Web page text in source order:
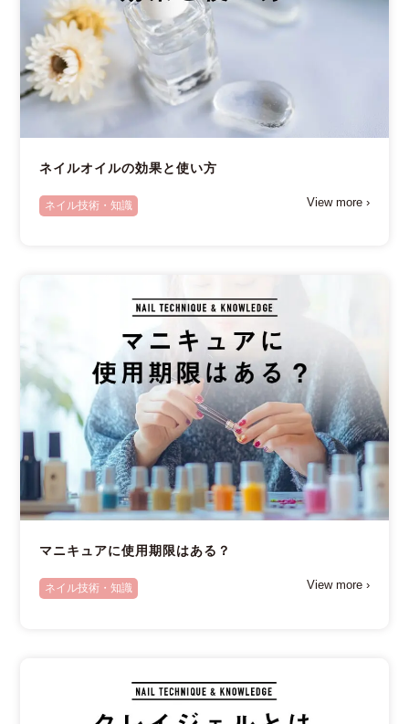
ネイルオイルの効果と使い方
ネイル技術・知識 View more ›
マニキュアに使用期限はある？
ネイル技術・知識 View more ›